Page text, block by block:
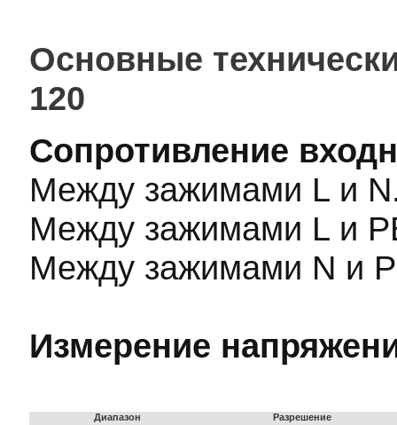
Основные
120
Сопротивление
Между зажимами L и
Между зажимами L и
Между зажимами N и
Измерение
Диапазон Разрешение